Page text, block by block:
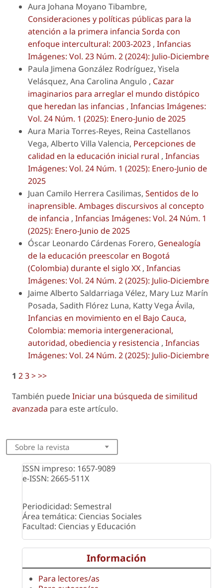
Aura Johana Moyano Tibambre,
Consideraciones y políticas públicas para la
atención a la primera infancia Sorda con
enfoque intercultural: 2003-2023 , Infancias
Imágenes: Vol. 23 Núm. 2 (2024): Julio-Diciembre
Paula Jimena González Rodríguez, Yisela
Velásquez, Ana Carolina Angulo , Cazar
imaginarios para arreglar el mundo distópico
que heredan las infancias , Infancias Imágenes:
Vol. 24 Núm. 1 (2025): Enero-Junio de 2025
Aura Maria Torres-Reyes, Reina Castellanos
Vega, Alberto Villa Valencia, Percepciones de
calidad en la educación inicial rural , Infancias
Imágenes: Vol. 24 Núm. 1 (2025): Enero-Junio de
2025
Juan Camilo Herrera Casilimas, Sentidos de lo
inaprensible. Ambages discursivos al concepto
de infancia , Infancias Imágenes: Vol. 24 Núm. 1
(2025): Enero-Junio de 2025
Óscar Leonardo Cárdenas Forero, Genealogía
de la educación preescolar en Bogotá
(Colombia) durante el siglo XX , Infancias
Imágenes: Vol. 24 Núm. 2 (2025): Julio-Diciembre
Jaime Alberto Saldarriaga Vélez, Mary Luz Marín
Posada, Sadith Flórez Luna, Katty Vega Ávila,
Infancias en movimiento en el Bajo Cauca,
Colombia: memoria intergeneracional,
autoridad, obediencia y resistencia , Infancias
Imágenes: Vol. 24 Núm. 2 (2025): Julio-Diciembre
1 23>>>
También puedeIniciar una búsqueda de similitud
avanzada para este artículo.
Sobre la revista
ISSN impreso: 1657-9089
e-ISSN: 2665-511X
Periodicidad: Semestral
Área temática: Ciencias Sociales
Facultad: Ciencias y Educación
Información
Para lectores/as